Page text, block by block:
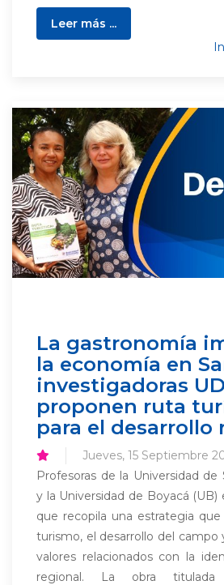
Leer más ...
La gastronomía
la economía en
investigadoras
proponen ruta
para el desarrollo
Jueves, 15 Septiembre
Profesoras de la Universidad de
y la Universidad de Boyacá (UB)
que recopila una estrategia
turismo, el desarrollo del campo
valores relacionados con la
regional. La obra titulada